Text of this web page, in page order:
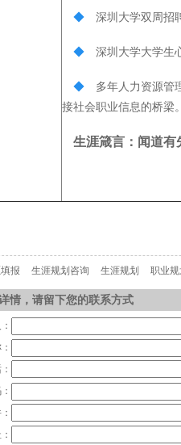
◆ 深圳大学双周招
◆ 深圳大学大学生
◆ 多年人力资源管
接社会职业信息的桥梁。
生涯箴言：闻道有
报 生涯规划咨询 生涯规划 职业规
情，请留下您的联系方式